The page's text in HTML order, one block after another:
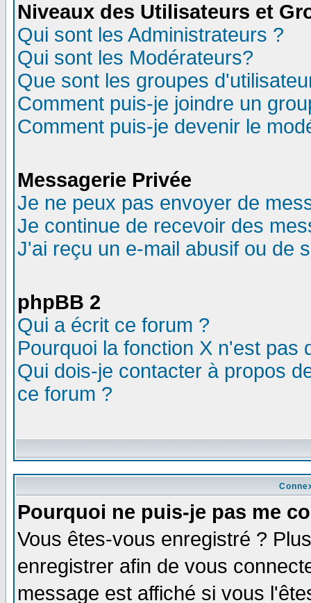
Niveaux des Utilisateurs et
Qui sont les Administrateurs ?
Qui sont les Modérateurs?
Que sont les groupes
Comment puis-je joindre un
Comment puis-je devenir le
Messagerie Privée
Je ne peux pas envoyer de
Je continue de recevoir des
J'ai reçu un e-mail abusif ou de
phpBB 2
Qui a écrit ce forum ?
Pourquoi la fonction X n'est pas
Qui dois-je contacter à propos
ce forum ?
Pourquoi ne puis-je pas me
Vous êtes-vous enregistré ?
enregistrer afin de vous
message est affiché si vous